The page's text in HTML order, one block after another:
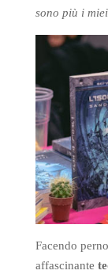
sono più i
Facendo
affascinante